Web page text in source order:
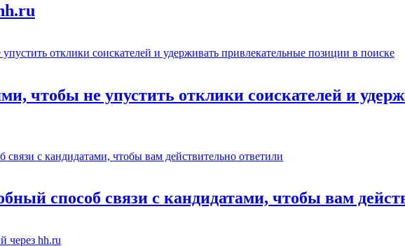
чтобы не упустить отклики соискателей и
способ связи с кандидатами, чтобы вам